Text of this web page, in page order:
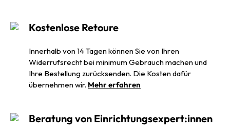
Kostenlose Retoure
Innerhalb von 14 Tagen können Sie von Ihren
Widerrufsrecht bei minimum Gebrauch machen und
Ihre Bestellung zurücksenden. Die Kosten dafür
übernehmen wir. Mehr erfahren
Beratung von Einrichtungsexpert:innen